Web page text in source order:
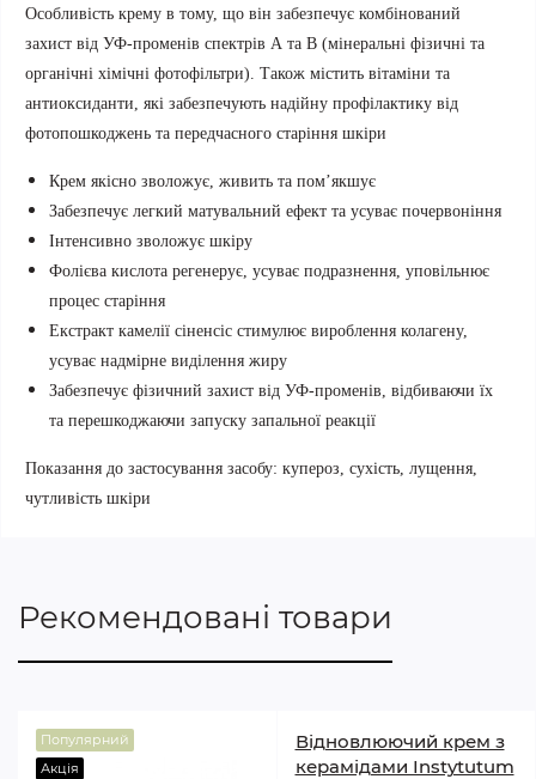
Особливість крему в тому, що він забезпечує комбінований
захист від УФ-променів спектрів А та В (мінеральні фізичні та
органічні хімічні фотофільтри). Також містить вітаміни та
антиоксиданти, які забезпечують надійну профілактику від
фотопошкоджень та передчасного старіння шкіри
Крем якісно зволожує, живить та пом’якшує
Забезпечує легкий матувальний ефект та усуває почервоніння
Інтенсивно зволожує шкіру
Фолієва кислота регенерує, усуває подразнення, уповільнює
процес старіння
Екстракт камелії сіненсіс стимулює вироблення колагену,
усуває надмірне виділення жиру
Забезпечує фізичний захист від УФ-променів, відбиваючи їх
та перешкоджаючи запуску запальної реакції
Показання до застосування засобу: купероз, сухість, лущення,
чутливість шкіри
Рекомендовані товари
Популярний
Акція
Відновлюючий крем з
керамідами Instytutum